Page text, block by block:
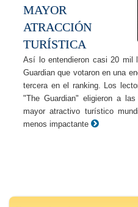
MAYOR
ATRACCIÓN
TURÍSTICA
Así lo entendieron casi 20 mil
Guardian que votaron en una
tercera en el ranking. Los
"The Guardian" eligieron a
mayor atractivo turístico
menos impactante